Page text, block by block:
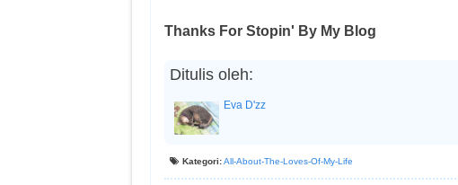
Thanks For Stopin' By My Blog
Ditulis oleh:
Eva D'zz
Kategori:All-About-The-Loves-Of-My-Life